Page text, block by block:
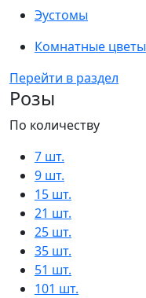
Эустомы
Комнатные цветы
Перейти в раздел
Розы
По количеству
7 шт.
9 шт.
15 шт.
21 шт.
25 шт.
35 шт.
51 шт.
101 шт.